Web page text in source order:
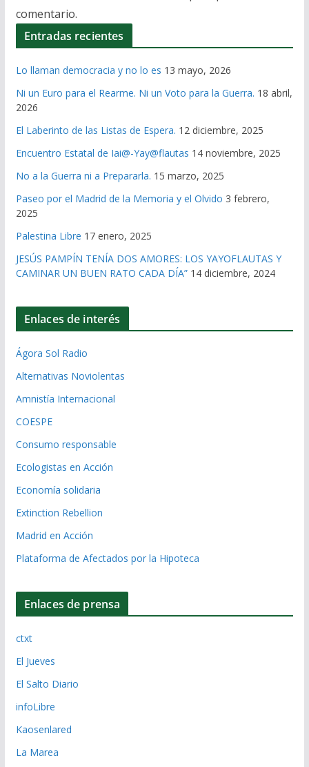
comentario.
Entradas recientes
Lo llaman democracia y no lo es 13 mayo, 2026
Ni un Euro para el Rearme. Ni un Voto para la Guerra. 18 abril,
2026
El Laberinto de las Listas de Espera. 12 diciembre, 2025
Encuentro Estatal de Iai@-Yay@flautas 14 noviembre, 2025
No a la Guerra ni a Prepararla. 15 marzo, 2025
Paseo por el Madrid de la Memoria y el Olvido 3 febrero,
2025
Palestina Libre 17 enero, 2025
JESÚS PAMPÍN TENÍA DOS AMORES: LOS YAYOFLAUTAS Y
CAMINAR UN BUEN RATO CADA DÍA” 14 diciembre, 2024
Enlaces de interés
Ágora Sol Radio
Alternativas Noviolentas
Amnistía Internacional
COESPE
Consumo responsable
Ecologistas en Acción
Economía solidaria
Extinction Rebellion
Madrid en Acción
Plataforma de Afectados por la Hipoteca
Enlaces de prensa
ctxt
El Jueves
El Salto Diario
infoLibre
Kaosenlared
La Marea